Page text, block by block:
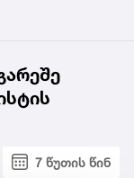
7 წუთის წინ